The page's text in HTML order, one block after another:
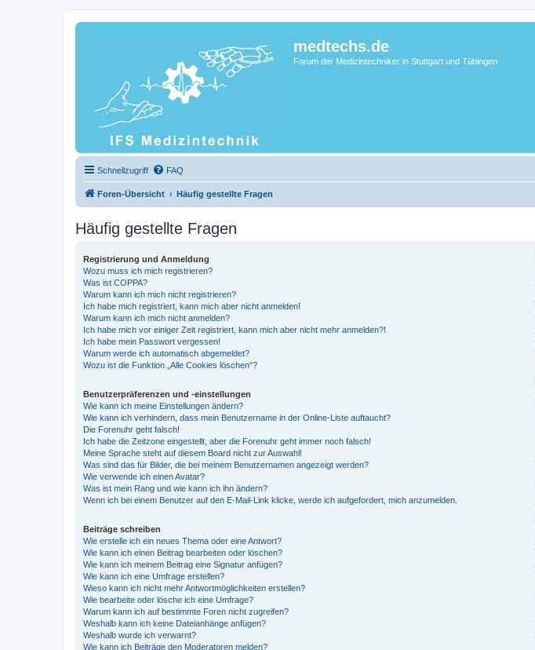
medtechs.de
Forum der Medizintechniker in Stuttgart und Tübingen
Schnellzugriff FAQ
Foren-Übersicht Häufig gestellte Fragen
Häufig gestellte Fragen
Registrierung und Anmeldung
Wozu muss ich mich registrieren?
Was ist COPPA?
Warum kann ich mich nicht registrieren?
Ich habe mich registriert, kann mich aber nicht anmelden!
Warum kann ich mich nicht anmelden?
Ich habe mich vor einiger Zeit registriert, kann mich aber nicht mehr anmelden?!
Ich habe mein Passwort vergessen!
Warum werde ich automatisch abgemeldet?
Wozu ist die Funktion „Alle Cookies löschen“?
Benutzerpräferenzen und -einstellungen
Wie kann ich meine Einstellungen ändern?
Wie kann ich verhindern, dass mein Benutzername in der Online-Liste auftaucht?
Die Forenuhr geht falsch!
Ich habe die Zeitzone eingestellt, aber die Forenuhr geht immer noch falsch!
Meine Sprache steht auf diesem Board nicht zur Auswahl!
Was sind das für Bilder, die bei meinem Benutzernamen angezeigt werden?
Wie verwende ich einen Avatar?
Was ist mein Rang und wie kann ich ihn ändern?
Wenn ich bei einem Benutzer auf den E-Mail-Link klicke, werde ich aufgefordert, mich anzumelden.
Beiträge schreiben
Wie erstelle ich ein neues Thema oder eine Antwort?
Wie kann ich einen Beitrag bearbeiten oder löschen?
Wie kann ich meinem Beitrag eine Signatur anfügen?
Wie kann ich eine Umfrage erstellen?
Wieso kann ich nicht mehr Antwortmöglichkeiten erstellen?
Wie bearbeite oder lösche ich eine Umfrage?
Warum kann ich auf bestimmte Foren nicht zugreifen?
Weshalb kann ich keine Dateianhänge anfügen?
Weshalb wurde ich verwarnt?
Wie kann ich Beiträge den Moderatoren melden?